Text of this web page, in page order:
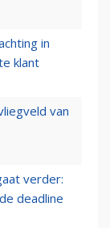
in
klant
van
verder:
deadline